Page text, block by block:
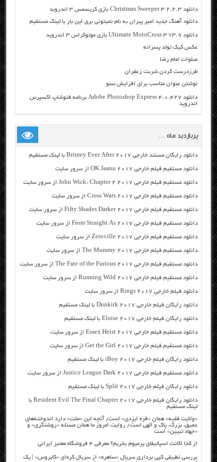
دانلود Christmas Sweeper 3 2.2.3 بازی کریسمس ۳ اندروید
دانلود آهنگ جدید امیر پیران به نام نمیتونی بری این بار با لینک مستقیم
دانلود Ultimate MotoCross 3 v3.9 بازی موتوکراس ۳ اندروید
عکس کیک تولد پسرانه
صلوات امام رضا
طرزدرست کردن شربت زعفران
نوشتن عنوان مناسب برای افزایش سئو
دانلود Adobe Photoshop Express 4.0.427 برنامه فتوشاپ اکسپرس
اندروید
پربازدید ماه …
دانلود رایگان مسنتد خارجی Britney Ever After 2017 با لینک مستقیم
دانلود مستقیم فیلم خارجی OK Jaanu 2017 از سرور سایت
دانلود مستقیم فیلم خارجی John Wick: Chapter 2 2017 از سرور سایت
دانلود مستقیم فیلم خارجی Cross Wars 2017 از سرور سایت
دانلود مستقیم فیلم خارجی Fifty Shades Darker 2017 از سرور سایت
دانلود مستقیم فیلم خارجی From Straight As 2017 از سرور سایت
دانلود مستقیم فیلم خارجی Zeroville 2017 از سرور سایت
دانلود مستقیم فیلم خارجی The Mummy 2017 از سرور سایت
دانلود مستقیم فیلم خارجی The Fate of the Furious 2017 از سرور سایت
دانلود مستقیم فیلم خارجی Running Wild 2017 از سرور سایت
دانلود فیلم خارجی Rings 2017 از سرور سایت
دانلود رایگان فیلم خارجی Dunkirk 2017 با لینک مستقیم
دانلود رایگان فیلم خارجی Eloise 2017 با لینک مستقیم
دانلود مستقیم فیلم خارجی Essex Heist 2017 از سرور سایت
دانلود مستقیم فیلم خارجی Get the Girl 2017 از سرور سایت
دانلود رایگان فیلم خارجی iBoy 2017 با لینک مستقیم
دانلود مستقیم فیلم خارجی Justice League Dark 2017 از سرور سایت
دانلود رایگان فیلم خارجی Split 2017 با لینک مستقیم
دانلود رایگان فیلم خارجی Resident Evil The Final Chapter 2017 با
لینک مستقیم
«ولایت فقیه» همان «فره ایزدی» است/ آنچه این «ملت» دارد اندوخته‌های
عمیق، بزرگ، پاک و الهی است/ روایت امروز ما همان مسئله «روشنگری» و
«جهاد تبیین» است
از کجا اکانت اسپاتیفای پرمیوم بخریم؟ معرفی ۴ فروشگاه معتبر ایرانی
بررسی تطبیقی کپی برداری سریال «ساهره» از سریال کره‌ای «کایروس» | یک